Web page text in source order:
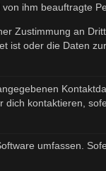
ihm beauftragte
Zustimmung an
oder die Daten
kontaktieren,
umfassen.